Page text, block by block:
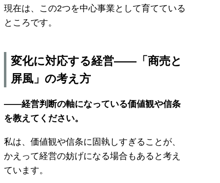
現在は、この2つを中心事業として育てている
ところです。
変化に対応する経営――「商売と
屏風」の考え方
――経営判断の軸になっている価値観や信条
を教えてください。
私は、価値観や信条に固執しすぎることが、
かえって経営の妨げになる場合もあると考え
ています。